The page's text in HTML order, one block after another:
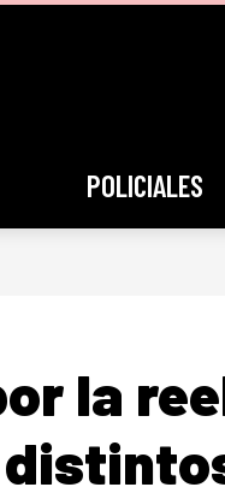
POLICIALES
la